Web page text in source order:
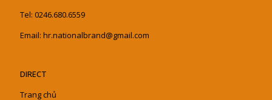
Tel: 0246.680.6559
Email: hr.nationalbrand@gmail.com
DIRECT
Trang chủ